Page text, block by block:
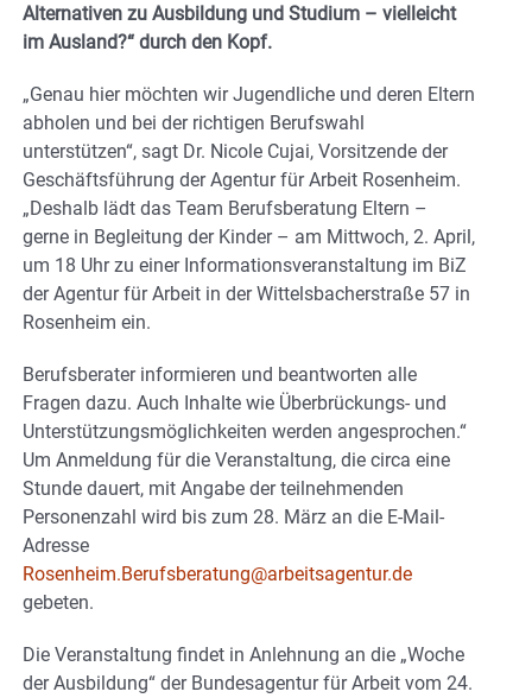
Alternativen zu Ausbildung und Studium – vielleicht
im Ausland?“ durch den Kopf.
„Genau hier möchten wir Jugendliche und deren Eltern
abholen und bei der richtigen Berufswahl
unterstützen“, sagt Dr. Nicole Cujai, Vorsitzende der
Geschäftsführung der Agentur für Arbeit Rosenheim.
„Deshalb lädt das Team Berufsberatung Eltern –
gerne in Begleitung der Kinder – am Mittwoch, 2. April,
um 18 Uhr zu einer Informationsveranstaltung im BiZ
der Agentur für Arbeit in der Wittelsbacherstraße 57 in
Rosenheim ein.
Berufsberater informieren und beantworten alle
Fragen dazu. Auch Inhalte wie Überbrückungs- und
Unterstützungsmöglichkeiten werden angesprochen.“
Um Anmeldung für die Veranstaltung, die circa eine
Stunde dauert, mit Angabe der teilnehmenden
Personenzahl wird bis zum 28. März an die E-Mail-
Adresse
Rosenheim.Berufsberatung@arbeitsagentur.de
gebeten.
Die Veranstaltung findet in Anlehnung an die „Woche
der Ausbildung“ der Bundesagentur für Arbeit vom 24.